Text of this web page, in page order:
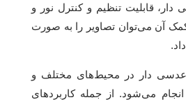
دار، قابلیت تنظیم و کنترل نور و
آن می‌توان تصاویر را به صورت
عدسی دار در محیط‌های مختلف و
می‌شود. از جمله کاربردهای